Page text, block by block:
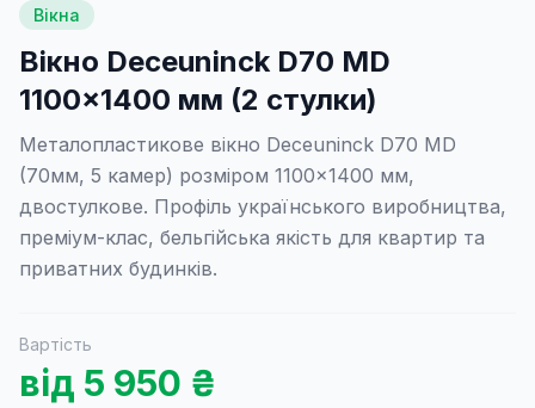
Вікна
Вікно Deceuninck D70 MD
1100×1400 мм (2 стулки)
Металопластикове вікно Deceuninck D70 MD
(70мм, 5 камер) розміром 1100×1400 мм,
двостулкове. Профіль українського виробництва,
преміум-клас, бельгійська якість для квартир та
приватних будинків.
Вартість
від 5 950 ₴